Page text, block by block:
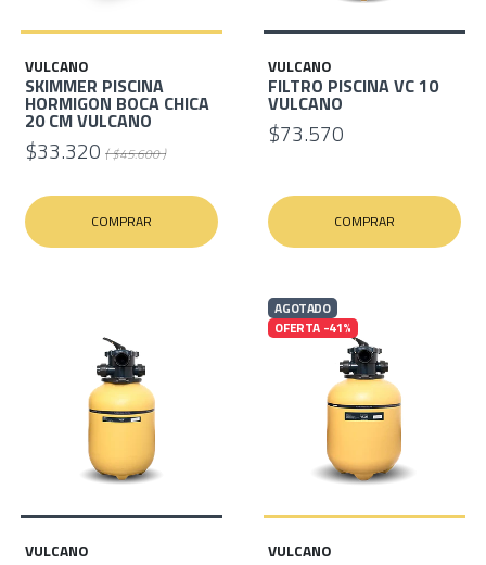
VULCANO
SKIMMER PISCINA
HORMIGON BOCA CHICA
20 CM VULCANO
$33.320 ( $45.600 )
COMPRAR
VULCANO
FILTRO PISCINA VC 10
VULCANO
$73.570
COMPRAR
VULCANO
AGOTADO
OFERTA -41%
VULCANO